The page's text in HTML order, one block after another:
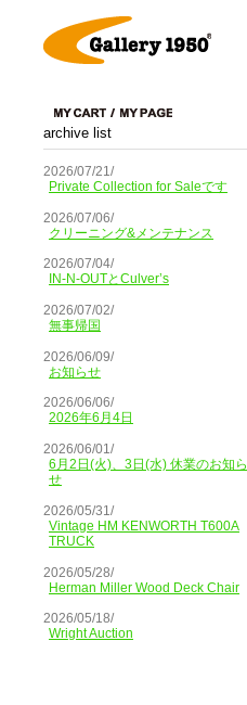
archive list
2026/07/21/
Private Collection for Saleです
2026/07/06/
クリーニング&メンテナンス
2026/07/04/
IN-N-OUTとCulver’s
2026/07/02/
無事帰国
2026/06/09/
お知らせ
2026/06/06/
2026年6月4日
2026/06/01/
6月2日(火)、3日(水) 休業のお知ら
せ
2026/05/31/
Vintage HM KENWORTH T600A
TRUCK
2026/05/28/
Herman Miller Wood Deck Chair
2026/05/18/
Wright Auction